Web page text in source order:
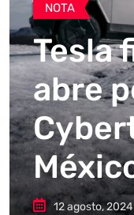
NOTA
Tesla
abre
12 agosto, 2024